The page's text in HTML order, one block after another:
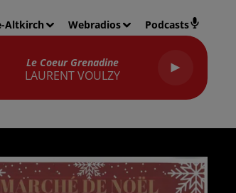
Altkirch Webradios Podcasts
Le Coeur Grenadine
LAURENT VOULZY